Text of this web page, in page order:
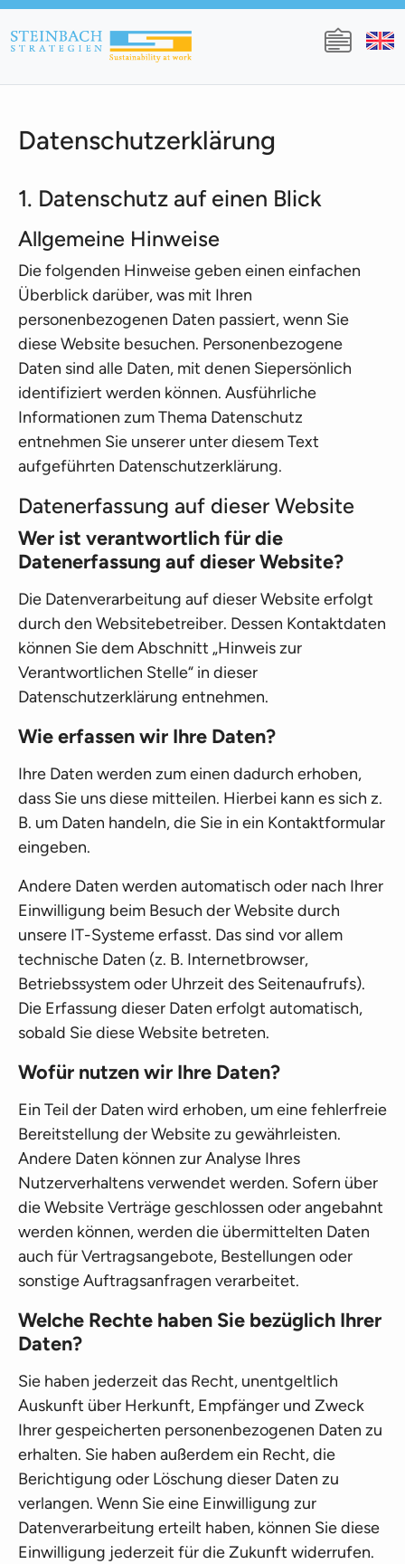
Skip to main content
Datenschutzerklärung
1. Datenschutz auf einen Blick
Allgemeine Hinweise
Die folgenden Hinweise geben einen einfachen
Überblick darüber, was mit Ihren
personenbezogenen Daten passiert, wenn Sie
diese Website besuchen. Personenbezogene
Daten sind alle Daten, mit denen Siepersönlich
identifiziert werden können. Ausführliche
Informationen zum Thema Datenschutz
entnehmen Sie unserer unter diesem Text
aufgeführten Datenschutzerklärung.
Datenerfassung auf dieser Website
Wer ist verantwortlich für die
Datenerfassung auf dieser Website?
Die Datenverarbeitung auf dieser Website erfolgt
durch den Websitebetreiber. Dessen Kontaktdaten
können Sie dem Abschnitt „Hinweis zur
Verantwortlichen Stelle“ in dieser
Datenschutzerklärung entnehmen.
Wie erfassen wir Ihre Daten?
Ihre Daten werden zum einen dadurch erhoben,
dass Sie uns diese mitteilen. Hierbei kann es sich z.
B. um Daten handeln, die Sie in ein Kontaktformular
eingeben.
Andere Daten werden automatisch oder nach Ihrer
Einwilligung beim Besuch der Website durch
unsere IT-Systeme erfasst. Das sind vor allem
technische Daten (z. B. Internetbrowser,
Betriebssystem oder Uhrzeit des Seitenaufrufs).
Die Erfassung dieser Daten erfolgt automatisch,
sobald Sie diese Website betreten.
Wofür nutzen wir Ihre Daten?
Ein Teil der Daten wird erhoben, um eine fehlerfreie
Bereitstellung der Website zu gewährleisten.
Andere Daten können zur Analyse Ihres
Nutzerverhaltens verwendet werden. Sofern über
die Website Verträge geschlossen oder angebahnt
werden können, werden die übermittelten Daten
auch für Vertragsangebote, Bestellungen oder
sonstige Auftragsanfragen verarbeitet.
Welche Rechte haben Sie bezüglich Ihrer
Daten?
Sie haben jederzeit das Recht, unentgeltlich
Auskunft über Herkunft, Empfänger und Zweck
Ihrer gespeicherten personenbezogenen Daten zu
erhalten. Sie haben außerdem ein Recht, die
Berichtigung oder Löschung dieser Daten zu
verlangen. Wenn Sie eine Einwilligung zur
Datenverarbeitung erteilt haben, können Sie diese
Einwilligung jederzeit für die Zukunft widerrufen.